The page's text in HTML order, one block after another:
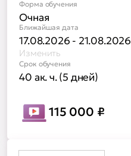
Форма обучения
Очная
Ближайшая дата
17.08.2026 - 21.08.2026
Изменить
Срок обучения
40 ак. ч. (5 дней)
115 000 ₽